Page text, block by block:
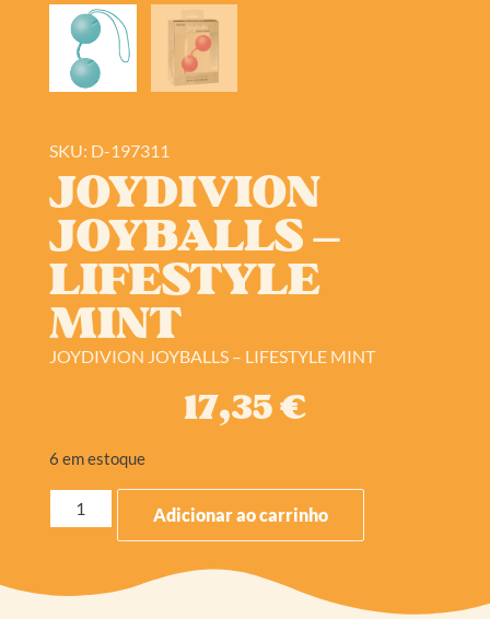
SKU: D-197311
JOYDIVION
JOYBALLS –
LIFESTYLE
MINT
JOYDIVION JOYBALLS – LIFESTYLE MINT
17,35€
6 em estoque
Adicionar ao carrinho